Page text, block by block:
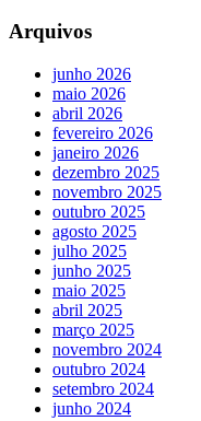
Arquivos
junho 2026
maio 2026
abril 2026
fevereiro 2026
janeiro 2026
dezembro 2025
novembro 2025
outubro 2025
agosto 2025
julho 2025
junho 2025
maio 2025
abril 2025
março 2025
novembro 2024
outubro 2024
setembro 2024
junho 2024